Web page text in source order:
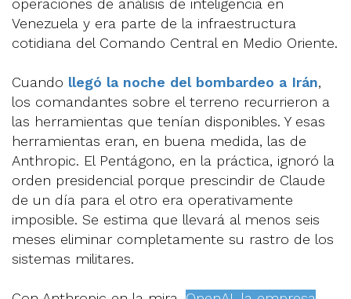
operaciones de análisis de inteligencia en
Venezuela y era parte de la infraestructura
cotidiana del Comando Central en Medio Oriente.
Cuando llegó la noche del bombardeo a Irán,
los comandantes sobre el terreno recurrieron a
las herramientas que tenían disponibles. Y esas
herramientas eran, en buena medida, las de
Anthropic. El Pentágono, en la práctica, ignoró la
orden presidencial porque prescindir de Claude
de un día para el otro era operativamente
imposible. Se estima que llevará al menos seis
meses eliminar completamente su rastro de los
sistemas militares.